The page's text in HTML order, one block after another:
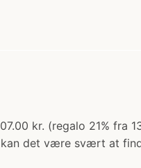
kr. (regalo 21% fra
det være svært at